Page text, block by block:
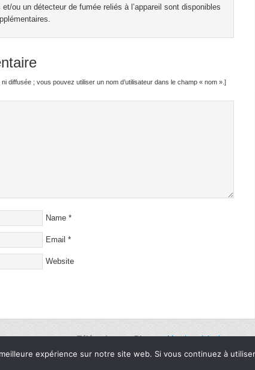
ou un détecteur de fumée reliés à l’appareil sont disponibles
diffusée ; vous pouvez utiliser un nom d’utilisateur dans le champ « nom ».]
Name *
Email *
Website
Téléassistance Directe-Mentions Légales
© 2008-2017 ONMEDIO - All rights reserved
expérience sur notre site web. Si vous continuez à